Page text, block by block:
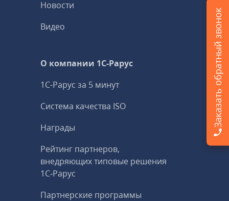
Новости
Видео
О компании 1C-Рарус
1С-Рарус за 5 минут
Система качества ISO
Награды
Рейтинг партнеров,
внедряющих типовые решения
1С‑Рарус
Партнерские программы
Заказать обратный звонок